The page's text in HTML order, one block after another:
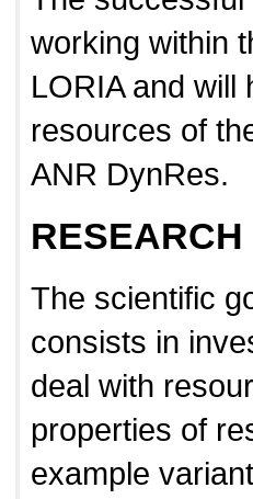
working within
LORIA and will
resources of
ANR DynRes.
The scientific
consists in
deal with
properties of
example